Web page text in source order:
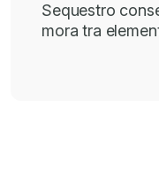
Sequestro
mora tra